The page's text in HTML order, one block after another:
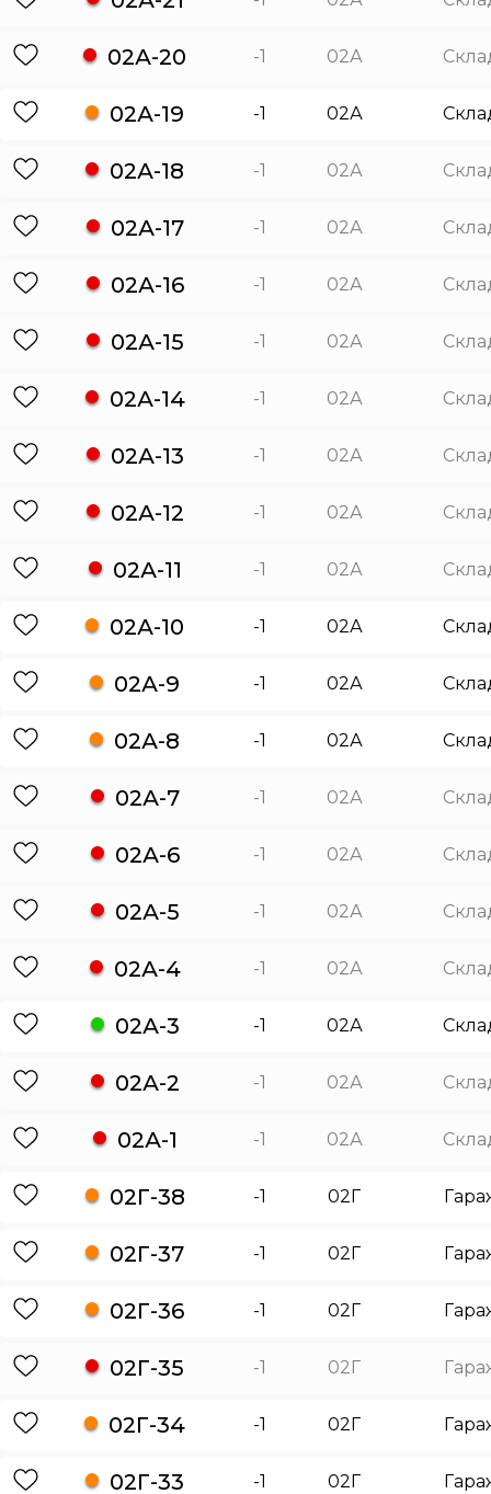
02А-20 -1 02А
02А-19 -1 02А
02А-18 -1 02А
02А-17 -1 02А
02А-16 -1 02А
02А-15 -1 02А
02А-14 -1 02А
02А-13 -1 02А
02А-12 -1 02А
02А-11 -1 02А
02А-10 -1 02А
02А-9 -1 02А
02А-8 -1 02А
02А-7 -1 02А
02А-6 -1 02А
02А-5 -1 02А
02А-4 -1 02А
02А-3 -1 02А
02А-2 -1 02А
02А-1 -1 02А
02Г-38 -1 02Г
02Г-37 -1 02Г
02Г-36 -1 02Г
02Г-35 -1 02Г
02Г-34 -1 02Г
02Г-33 -1 02Г